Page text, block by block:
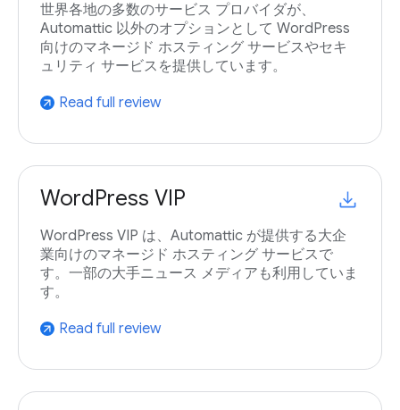
世界各地の多数のサービス プロバイダが、
Automattic 以外のオプションとして WordPress
向けのマネージド ホスティング サービスやセキ
ュリティ サービスを提供しています。
arrow_outward Read full review
WordPress VIP
WordPress VIP は、Automattic が提供する大企
業向けのマネージド ホスティング サービスで
す。一部の大手ニュース メディアも利用していま
す。
arrow_outward Read full review